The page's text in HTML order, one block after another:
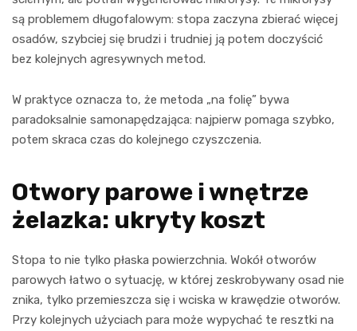
są problemem długofalowym: stopa zaczyna zbierać więcej
osadów, szybciej się brudzi i trudniej ją potem doczyścić
bez kolejnych agresywnych metod.
W praktyce oznacza to, że metoda „na folię” bywa
paradoksalnie samonapędzająca: najpierw pomaga szybko,
potem skraca czas do kolejnego czyszczenia.
Otwory parowe i wnętrze
żelazka: ukryty koszt
Stopa to nie tylko płaska powierzchnia. Wokół otworów
parowych łatwo o sytuację, w której zeskrobywany osad nie
znika, tylko przemieszcza się i wciska w krawędzie otworów.
Przy kolejnych użyciach para może wypychać te resztki na